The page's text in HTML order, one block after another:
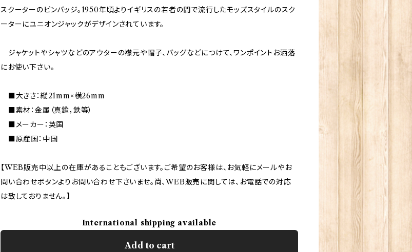
スクーターのピンバッジ。1950年頃よりイギリスの若者の間で流行したモッズスタイルのスク
ーターにユニオンジャックがデザインされています。
ジャケットやシャツなどのアウターの襟元や帽子、バッグなどにつけて、ワンポイントお洒落
にお使い下さい。
■大きさ：縦21mm×横26mm
■素材：金属（真鍮，鉄等）
■メーカー：英国
■原産国：中国
【WEB販売中以上の在庫があることもございます。ご希望のお客様は、お気軽にメールやお
問い合わせボタンよりお問い合わせ下さいませ。尚、WEB販売に関しては、お電話での対応
は致しておりません。】
International shipping available
Add to cart